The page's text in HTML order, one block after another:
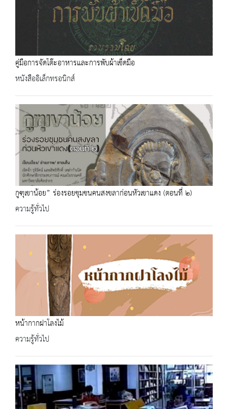
คู่มือการจัดโต๊ะอาหารและการพับผ้าเช็ดมือ
หนังสืออิเล็กทรอนิกส์
กูฑุเขาน้อย” ร่องรอยชุมชนคนสงขลาก่อนหัวเขาแดง (ตอนที่ ๒)
ความรู้ทั่วไป
หน้ากากฝาโลงไม้
ความรู้ทั่วไป